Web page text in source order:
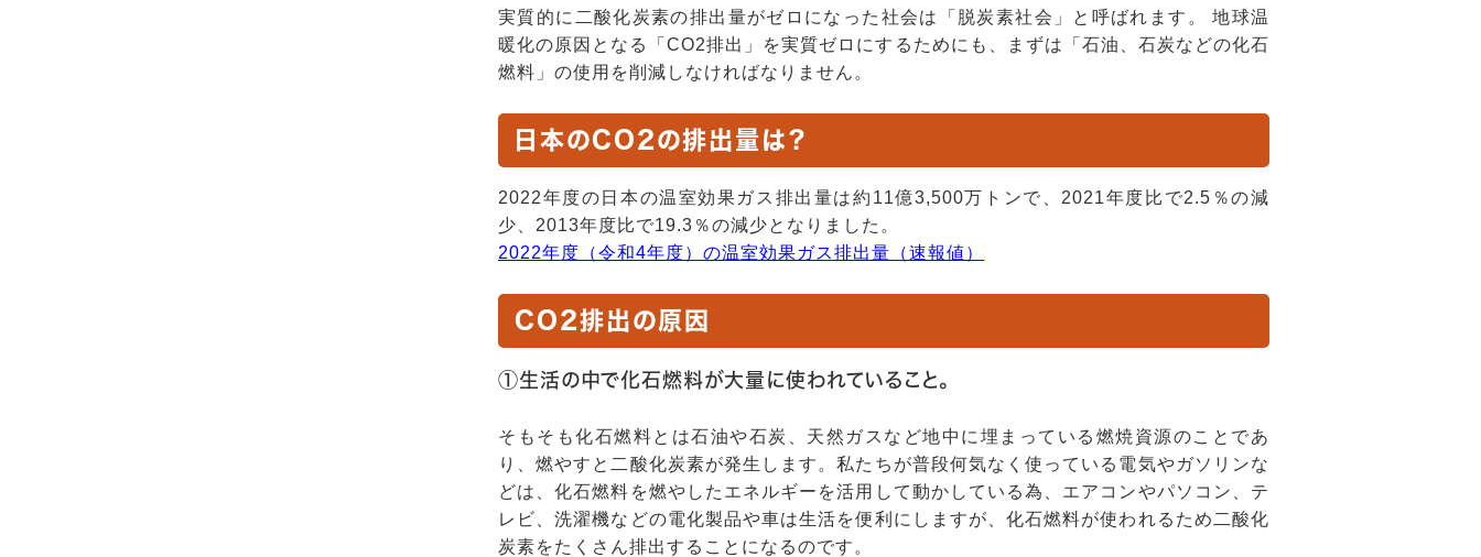
実質的に二酸化炭素の排出量がゼロになった社会は「脱炭素社会」と呼ばれます。 地球温
暖化の原因となる「CO2排出」を実質ゼロにするためにも、まずは「石油、石炭などの化石
燃料」の使用を削減しなければなりません。
日本のCO2の排出量は？
2022年度の日本の温室効果ガス排出量は約11億3,500万トンで、2021年度比で2.5％の減
少、2013年度比で19.3％の減少となりました。
2022年度（令和4年度）の温室効果ガス排出量（速報値）
CO2排出の原因
①生活の中で化石燃料が大量に使われていること。
そもそも化石燃料とは石油や石炭、天然ガスなど地中に埋まっている燃焼資源のことであ
り、燃やすと二酸化炭素が発生します。私たちが普段何気なく使っている電気やガソリンな
どは、化石燃料を燃やしたエネルギーを活用して動かしている為、エアコンやパソコン、テ
レビ、洗濯機などの電化製品や車は生活を便利にしますが、化石燃料が使われるため二酸化
炭素をたくさん排出することになるのです。